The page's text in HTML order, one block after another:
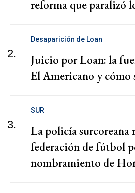
reforma que paralizó
2.
Desaparición de Loan
Juicio por Loan: la
El Americano y cómo
3.
SUR
La policía surcoreana
federación de fútbol
nombramiento de